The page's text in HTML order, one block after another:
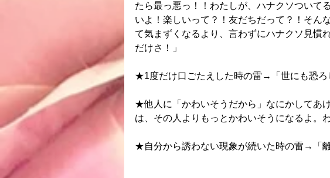
たら最っ悪っ！！わたしが、ハナクソついて
いよ！楽しいって？！友だちだって？！そん
て気まずくなるより、言わずにハナクソ見慣
だけさ！」
★1度だけ口ごたえした時の雷→「世にも恐ろ
★他人に「かわいそうだから」なにかしてあ
は、その人よりもっとかわいそうになるよ。
★自分から誘わない現象が続いた時の雷→「離